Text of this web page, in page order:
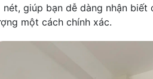
nét, giúp bạn dễ dàng nhận biết
một cách chính xác.